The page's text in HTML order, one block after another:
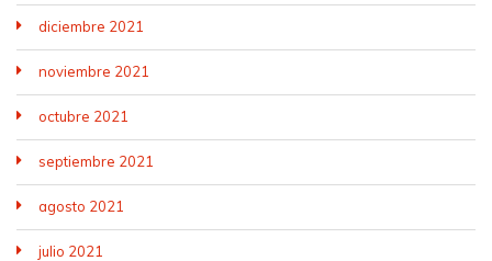
diciembre 2021
noviembre 2021
octubre 2021
septiembre 2021
agosto 2021
julio 2021